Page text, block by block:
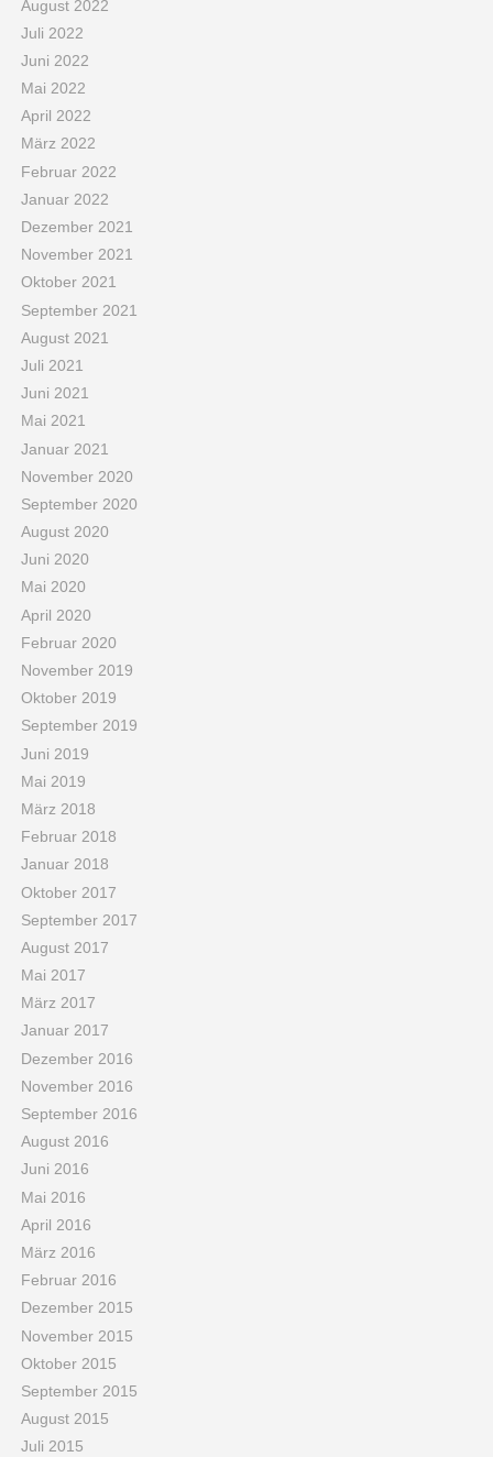
August 2022
Juli 2022
Juni 2022
Mai 2022
April 2022
März 2022
Februar 2022
Januar 2022
Dezember 2021
November 2021
Oktober 2021
September 2021
August 2021
Juli 2021
Juni 2021
Mai 2021
Januar 2021
November 2020
September 2020
August 2020
Juni 2020
Mai 2020
April 2020
Februar 2020
November 2019
Oktober 2019
September 2019
Juni 2019
Mai 2019
März 2018
Februar 2018
Januar 2018
Oktober 2017
September 2017
August 2017
Mai 2017
März 2017
Januar 2017
Dezember 2016
November 2016
September 2016
August 2016
Juni 2016
Mai 2016
April 2016
März 2016
Februar 2016
Dezember 2015
November 2015
Oktober 2015
September 2015
August 2015
Juli 2015